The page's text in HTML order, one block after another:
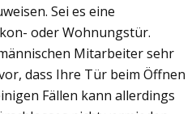
Sei es eine
oder Wohnungstür.
Mitarbeiter sehr
dass Ihre Tür beim Öffnen
Fällen kann allerdings